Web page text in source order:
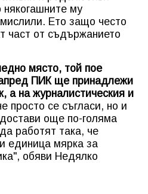
някогашните му
Ето защо често
част от съдържанието
място, той пое
ПИК ще принадлежи
а на журналистическия и
просто се съгласи, но и
още по-голяма
работят така, че
единица мярка за
обяви Недялко